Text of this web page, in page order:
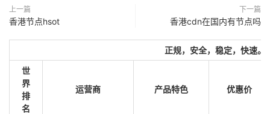
上一篇
香港节点hsot
下一篇
香港cdn在国内有节点吗
正规，安全，稳定，快速。
世
界
排
名
运营商 产品特色 优惠价